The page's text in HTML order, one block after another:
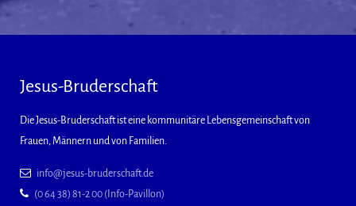
Jesus-Bruderschaft
Die Jesus-Bruderschaft ist eine kommunitäre Lebensgemeinschaft von
Frauen, Männern und von Familien.
info@jesus-bruderschaft.de
(0 64 38) 81-2 00 (Info-Pavillon)